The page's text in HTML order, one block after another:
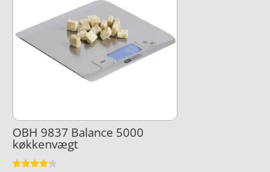
OBH 9837 Balance 5000
køkkenvægt